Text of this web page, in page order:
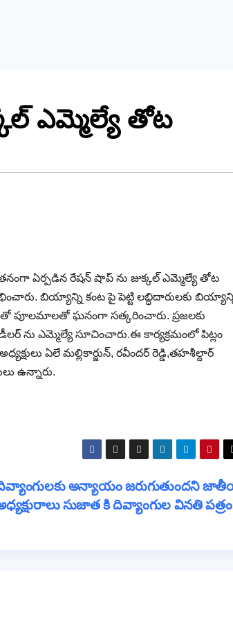
ఎమ్మెల్యే తోట
ఏర్పడిన రేషన్ షాప్ ను జుక్కల్ ఎమ్మెల్యే తోట
బియ్యాన్ని కంట పై పెట్టి లబ్ధిదారులకు
పూలమాలతో ఘనంగా సత్కరించారు. ప్రజలకు
ను ఎమ్మెల్యే సూచించారు.ఈ కార్యక్రమంలో పిట్లం
ఏలే మల్లికార్జున్, రవీందర్ రెడ్డి,తహశీల్దార్
ఉన్నారు.
అన్యాయం జరుగుతుందని
సుజాత కి దివ్యాంగుల వినతి